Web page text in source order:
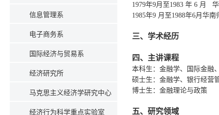
信息管理系
电子商务系
国际经济与贸易系
经济研究所
马克思主义经济学研究中心
经济行为科学重点实验室
1979年9月至1983 年 6 月
1985年9 月至1988年6月华
三、学术经历
四、主讲课程
本科生：金融学、国际金融
硕士生：金融学、银行经营
博士生：金融理论与政策
五、研究领域